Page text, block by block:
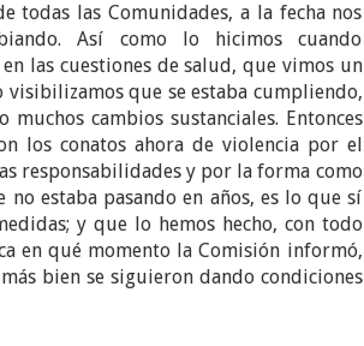
todas las Comunidades, a la fecha nos
Así como lo hicimos cuando
las cuestiones de salud, que vimos un
que se estaba cumpliendo,
cambios sustanciales. Entonces
los conatos ahora de violencia por el
responsabilidades y por la forma como
estaba pasando en años, es lo que sí
y que lo hemos hecho, con todo
en qué momento la Comisión informó,
bien se siguieron dando condiciones